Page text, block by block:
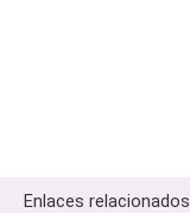
Enlaces relacionados